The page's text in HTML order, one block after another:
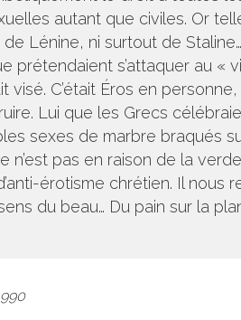
autant que civiles. Or
de Lénine, ni surtout de
prétendaient s’attaquer au «
visé. C’était Éros en
Lui que les Grecs
sexes de marbre braqués sur
n’est pas en raison de la
érotisme chrétien. Il nous
du beau… Du pain sur la